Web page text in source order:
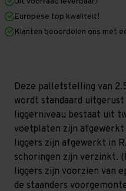
x
1.100
mm
Middel
-
T80
1.100
mm
Middel
-
T80
Europese top kwaliteit!
Klanten beoordelen ons met
Deze palletstelling van
wordt standaard
liggerniveau bestaat uit
voetplaten zijn
liggers zijn afgewerkt in
schoringen zijn verzinkt.
liggers zijn voorzien van
de staanders